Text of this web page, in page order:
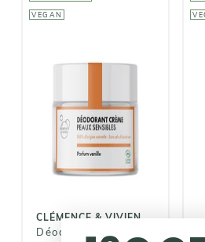
VEGAN
CLÉMENCE & VIVIEN
Déodorant Crème
VIVIEN
Déodorant
Crème Peaux
Sensibles -
Vanille